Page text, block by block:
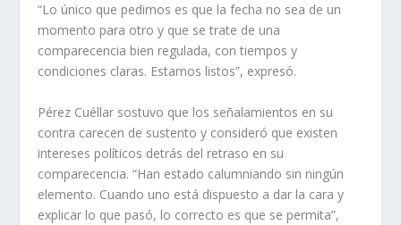
“Lo único que pedimos es que la fecha no sea de un
momento para otro y que se trate de una
comparecencia bien regulada, con tiempos y
condiciones claras. Estamos listos”, expresó.
Pérez Cuéllar sostuvo que los señalamientos en su
contra carecen de sustento y consideró que existen
intereses políticos detrás del retraso en su
comparecencia. “Han estado calumniando sin ningún
elemento. Cuando uno está dispuesto a dar la cara y
explicar lo que pasó, lo correcto es que se permita”,